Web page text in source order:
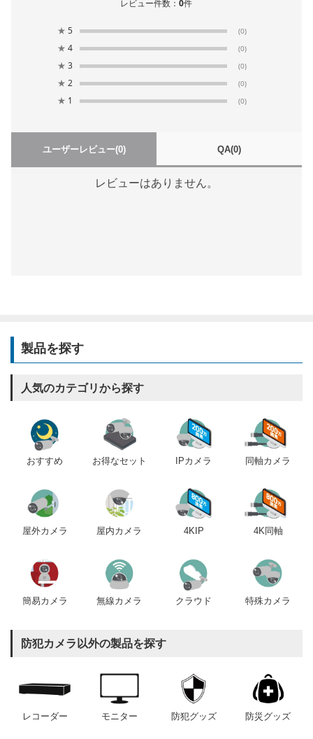
レビュー件数：0件
★ 5 (0)
★ 4 (0)
★ 3 (0)
★ 2 (0)
★ 1 (0)
ユーザーレビュー(0) QA(0)
レビューはありません。
製品を探す
人気のカテゴリから探す
おすすめ お得なセット IPカメラ 同軸カメラ
屋外カメラ 屋内カメラ 4KIP 4K同軸
簡易カメラ 無線カメラ クラウド 特殊カメラ
防犯カメラ以外の製品を探す
レコーダー モニター 防犯グッズ 防災グッズ